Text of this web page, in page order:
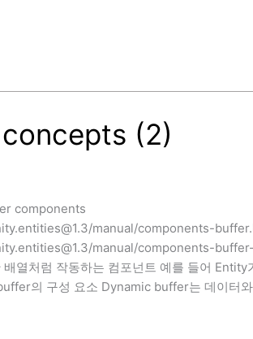
(2)
components
manual/components-
manual/components-
열처럼 작동하는 컴포넌트 예를 들어
의 구성 요소 Dynamic buffer는 데이터